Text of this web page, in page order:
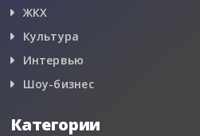
ЖКХ
Культура
Интервью
Шоу-бизнес
Категории